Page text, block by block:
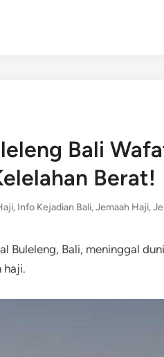
Bali
Berat!
, Info Kejadian Bali,Jemaah Haji,
Buleleng, Bali, meninggal
haji.